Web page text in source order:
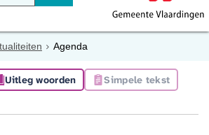
Agenda
Uitleg woorden Simpele tekst